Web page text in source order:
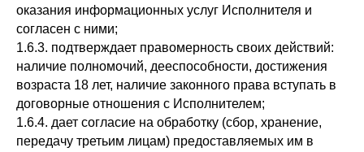
оказания информационных услуг Исполнителя и
согласен с ними;
1.6.3. подтверждает правомерность своих действий:
наличие полномочий, дееспособности, достижения
возраста 18 лет, наличие законного права вступать в
договорные отношения с Исполнителем;
1.6.4. дает согласие на обработку (сбор, хранение,
передачу третьим лицам) предоставляемых им в